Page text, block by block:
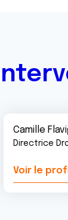
Camille
Directrice
Voir le